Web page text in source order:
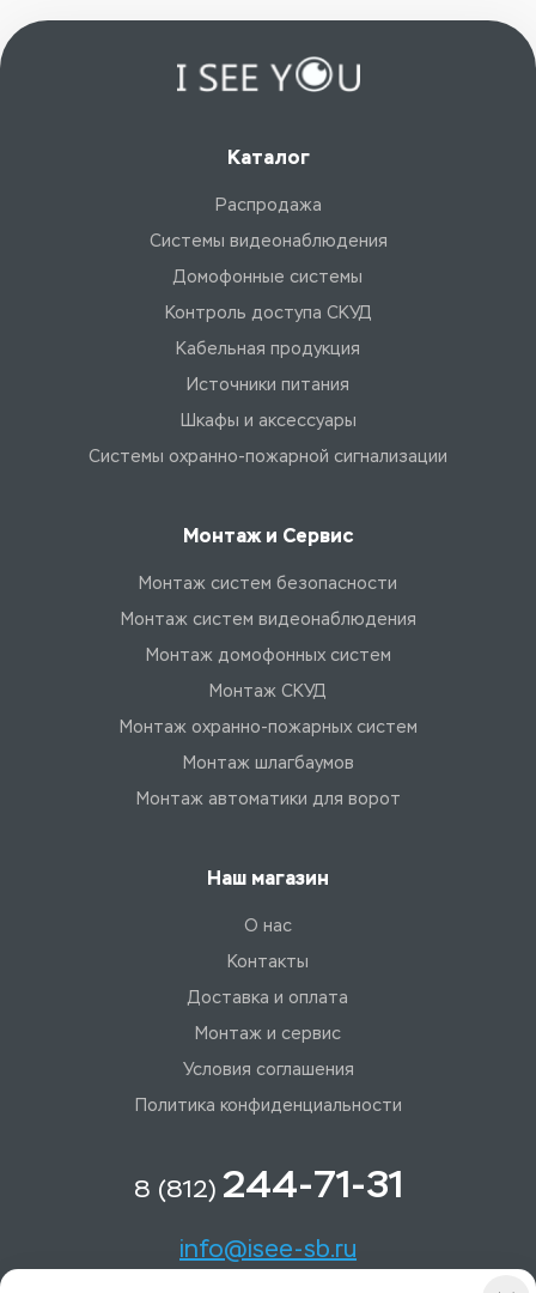
Каталог
Распродажа
Системы видеонаблюдения
Домофонные системы
Контроль доступа СКУД
Кабельная продукция
Источники питания
Шкафы и аксессуары
Системы охранно-пожарной сигнализации
Монтаж и Сервис
Монтаж систем безопасности
Монтаж систем видеонаблюдения
Монтаж домофонных систем
Монтаж СКУД
Монтаж охранно-пожарных систем
Монтаж шлагбаумов
Монтаж автоматики для ворот
Наш магазин
О нас
Контакты
Доставка и оплата
Монтаж и сервис
Условия соглашения
Политика конфиденциальности
8 (812) 244-71-31
info@isee-sb.ru